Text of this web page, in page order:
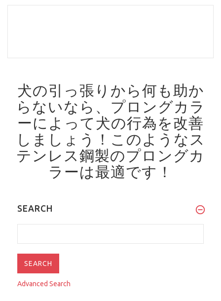
犬の引っ張りから何も助か
らないなら、プロングカラ
ーによって犬の行為を改善
しましょう！ このようなス
テンレス鋼製のプロングカ
ラーは最適です！
SEARCH
Advanced Search